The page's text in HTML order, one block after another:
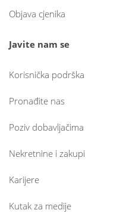
Objava cjenika
Javite nam se
Korisnička podrška
Pronađite nas
Poziv dobavljačima
Nekretnine i zakupi
Karijere
Kutak za medije